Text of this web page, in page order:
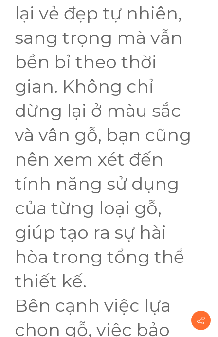
lại vẻ đẹp tự nhiên,
sang trọng mà vẫn
bền bỉ theo thời
gian. Không chỉ
dừng lại ở màu sắc
và vân gỗ, bạn cũng
nên xem xét đến
tính năng sử dụng
của từng loại gỗ,
giúp tạo ra sự hài
hòa trong tổng thể
thiết kế.
Bên cạnh việc lựa
chọn gỗ, việc bảo